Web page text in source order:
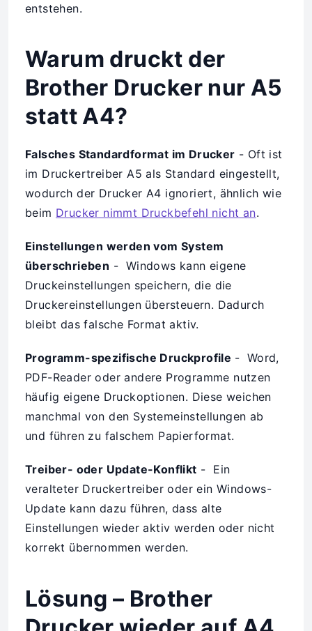
entstehen.
Warum druckt der
Brother Drucker nur A5
statt A4?
Falsches Standardformat im Drucker - Oft ist
im Druckertreiber A5 als Standard eingestellt,
wodurch der Drucker A4 ignoriert, ähnlich wie
beim Drucker nimmt Druckbefehl nicht an.
Einstellungen werden vom System
überschrieben - Windows kann eigene
Druckeinstellungen speichern, die die
Druckereinstellungen übersteuern. Dadurch
bleibt das falsche Format aktiv.
Programm-spezifische Druckprofile - Word,
PDF-Reader oder andere Programme nutzen
häufig eigene Druckoptionen. Diese weichen
manchmal von den Systemeinstellungen ab
und führen zu falschem Papierformat.
Treiber- oder Update-Konflikt - Ein
veralteter Druckertreiber oder ein Windows-
Update kann dazu führen, dass alte
Einstellungen wieder aktiv werden oder nicht
korrekt übernommen werden.
Lösung – Brother